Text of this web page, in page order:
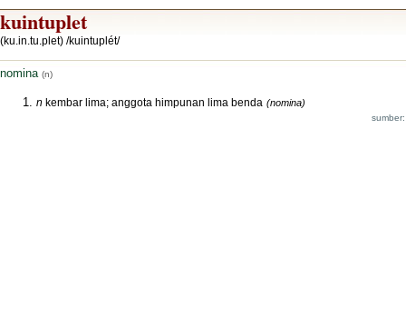
kuintuplet
(ku.in.tu.plet) /kuintuplét/
nomina (n)
n kembar lima; anggota himpunan lima benda (nomina)